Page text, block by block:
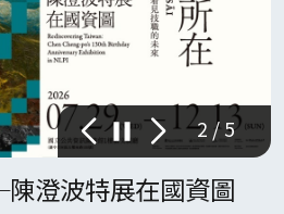
澄波特展在國資圖
上一頁 下一頁
2 / 5